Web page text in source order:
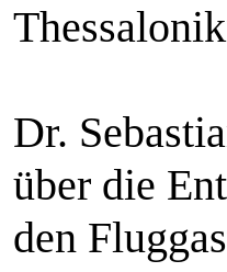
Dr.
über die
den